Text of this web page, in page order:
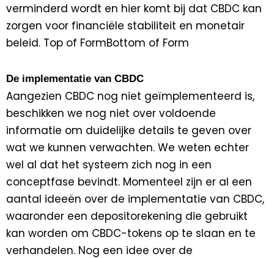
verminderd wordt en hier komt bij dat CBDC kan
zorgen voor financiële stabiliteit en monetair
beleid. Top of FormBottom of Form
De implementatie van CBDC
Aangezien CBDC nog niet geïmplementeerd is,
beschikken we nog niet over voldoende
informatie om duidelijke details te geven over
wat we kunnen verwachten. We weten echter
wel al dat het systeem zich nog in een
conceptfase bevindt. Momenteel zijn er al een
aantal ideeën over de implementatie van CBDC,
waaronder een depositorekening die gebruikt
kan worden om CBDC-tokens op te slaan en te
verhandelen. Nog een idee over de